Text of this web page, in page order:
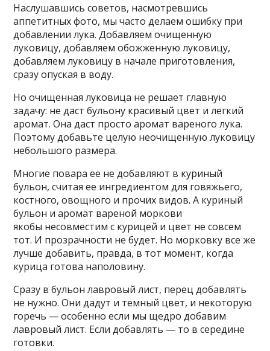
Наслушавшись советов, насмотревшись
аппетитных фото, мы часто делаем ошибку при
добавлении лука. Добавляем очищенную
луковицу, добавляем обожженную луковицу,
добавляем луковицу в начале приготовления,
сразу опуская в воду.
Но очищенная луковица не решает главную
задачу: не даст бульону красивый цвет и легкий
аромат. Она даст просто аромат вареного лука.
Поэтому добавьте целую неочищенную луковицу
небольшого размера.
Многие повара ее не добавляют в куриный
бульон, считая ее ингредиентом для говяжьего,
костного, овощного и прочих видов. А куриный
бульон и аромат вареной моркови
якобы несовместим с курицей и цвет не совсем
тот. И прозрачности не будет. Но морковку все же
лучше добавить, правда, в тот момент, когда
курица готова наполовину.
Сразу в бульон лавровый лист, перец добавлять
не нужно. Они дадут и темный цвет, и некоторую
горечь — особенно если мы щедро добавим
лавровый лист. Если добавлять — то в середине
готовки.